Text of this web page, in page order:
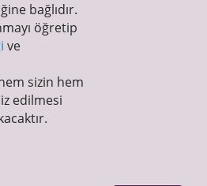
bağlıdır.
öğretip
ve
sizin hem
edilmesi